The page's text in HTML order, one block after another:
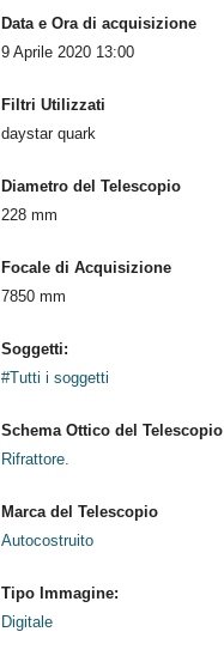
Data e Ora di acquisizione
9 Aprile 2020 13:00
Filtri Utilizzati
daystar quark
Diametro del Telescopio
228 mm
Focale di Acquisizione
7850 mm
Soggetti:
#Tutti i soggetti
Schema Ottico del Telescopio
Rifrattore.
Marca del Telescopio
Autocostruito
Tipo Immagine:
Digitale